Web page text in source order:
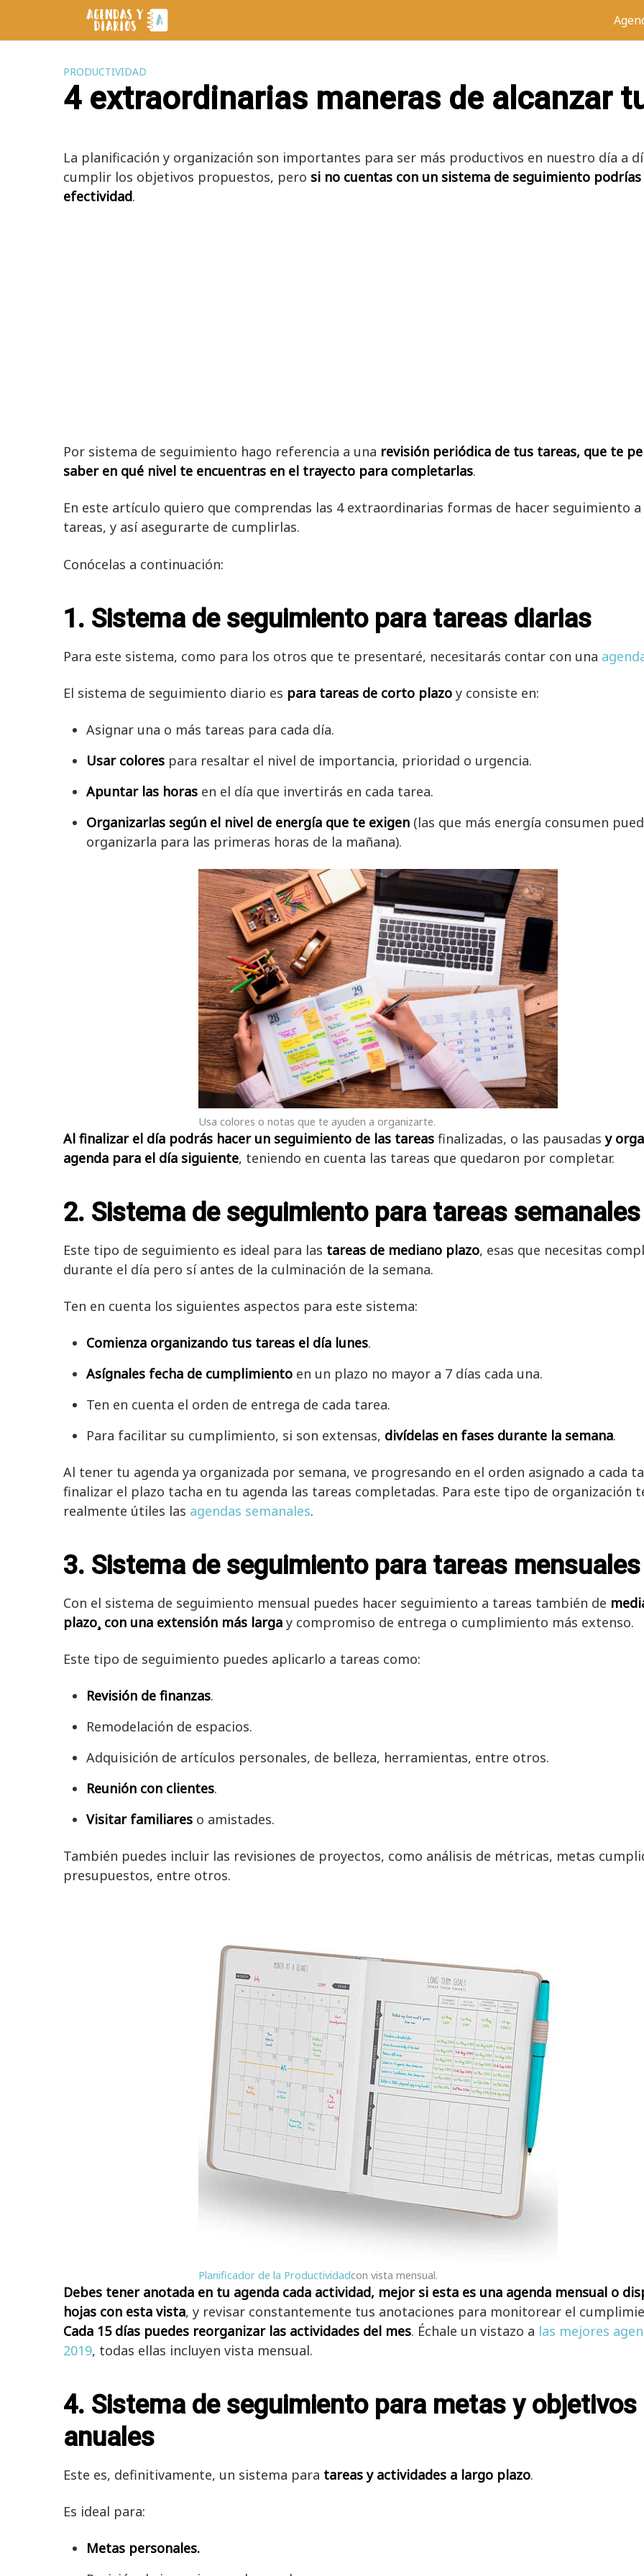
contenido
PRODUCTIVIDAD
4 extraordinarias maneras de alcanzar
La planificación y organización son importantes para ser más productivos en nuestro día a
cumplir los objetivos propuestos, pero si no cuentas con un sistema de seguimiento
efectividad.
Por sistema de seguimiento hago referencia a una revisión periódica de tus tareas, que te
saber en qué nivel te encuentras en el trayecto para completarlas.
En este artículo quiero que comprendas las 4 extraordinarias formas de hacer seguimiento
tareas, y así asegurarte de cumplirlas.
Conócelas a continuación:
1. Sistema de seguimiento para tareas diarias
Para este sistema, como para los otros que te presentaré, necesitarás contar con una
El sistema de seguimiento diario es para tareas de corto plazo y consiste en:
Asignar una o más tareas para cada día.
Usar colores para resaltar el nivel de importancia, prioridad o urgencia.
Apuntar las horas en el día que invertirás en cada tarea.
Organizarlas según el nivel de energía que te exigen (las que más energía consumen
organizarla para las primeras horas de la mañana).
Usa colores o notas que te ayuden a organizarte.
Al finalizar el día podrás hacer un seguimiento de las tareas finalizadas, o las pausadasy
agenda para el día siguiente, teniendo en cuenta las tareas que quedaron por completar.
2. Sistema de seguimiento para tareas semanales
Este tipo de seguimiento es ideal para las tareas de mediano plazo, esas que necesitas
durante el día pero sí antes de la culminación de la semana.
Ten en cuenta los siguientes aspectos para este sistema:
Comienza organizando tus tareas el día lunes.
Asígnales fecha de cumplimiento en un plazo no mayor a 7 días cada una.
Ten en cuenta el orden de entrega de cada tarea.
Para facilitar su cumplimiento, si son extensas, divídelas en fases durante la semana.
Al tener tu agenda ya organizada por semana, ve progresando en el orden asignado a cada
finalizar el plazo tacha en tu agenda las tareas completadas. Para este tipo de organización
realmente útiles las agendas semanales.
3. Sistema de seguimiento para tareas mensuales
Con el sistema de seguimiento mensual puedes hacer seguimiento a tareas también de
plazo¸ con una extensión más larga y compromiso de entrega o cumplimiento más extenso.
Este tipo de seguimiento puedes aplicarlo a tareas como:
Revisión de finanzas.
Remodelación de espacios.
Adquisición de artículos personales, de belleza, herramientas, entre otros.
Reunión con clientes.
Visitar familiares o amistades.
También puedes incluir las revisiones de proyectos, como análisis de métricas, metas
presupuestos, entre otros.
Planificador de la Productividadcon vista mensual.
Debes tener anotada en tu agenda cada actividad, mejor si esta es una agenda mensual o
hojas con esta vista, y revisar constantemente tus anotaciones para monitorear el
Cada 15 días puedes reorganizar las actividades del mes. Échale un vistazo a las mejores
2019, todas ellas incluyen vista mensual.
4. Sistema de seguimiento para metas y objetivos
anuales
Este es, definitivamente, un sistema para tareas y actividades a largo plazo.
Es ideal para:
Metas personales.